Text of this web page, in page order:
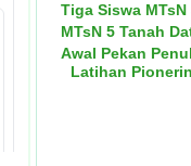
Tiga Siswa
MTsN 5 Tanah
Awal Pekan
Latihan